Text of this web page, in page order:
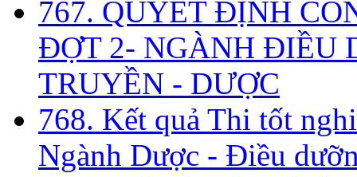
767. QUYẾT ĐỊNH
ĐỢT 2- NGÀNH ĐIỀU
TRUYỀN - DƯỢC
768. Kết quả Thi tốt
Ngành Dược - Điều